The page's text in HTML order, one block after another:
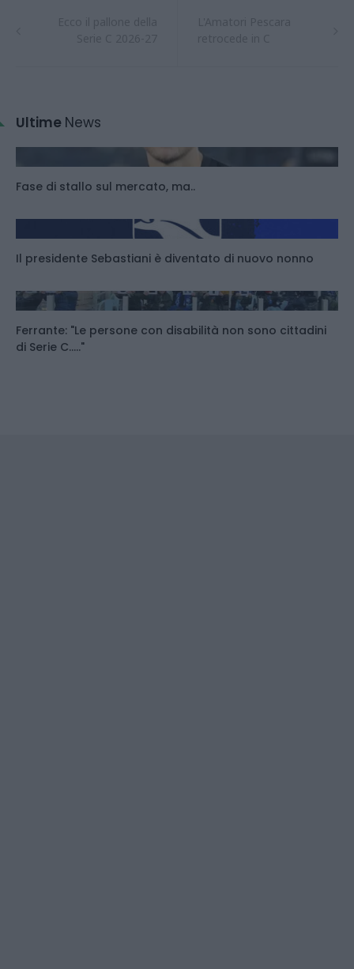
Ultime News
Fase di stallo sul mercato, ma..
Il presidente Sebastiani è diventato di nuovo nonno
Ferrante: "Le persone con disabilità non sono cittadini
di Serie C....."